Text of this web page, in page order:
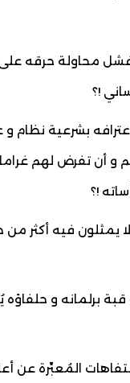
محاولة حرقه
!؟
بشرعية نظام و
و أن تفرض لهم
!؟
برلمانه و
المُعبِّرة عن